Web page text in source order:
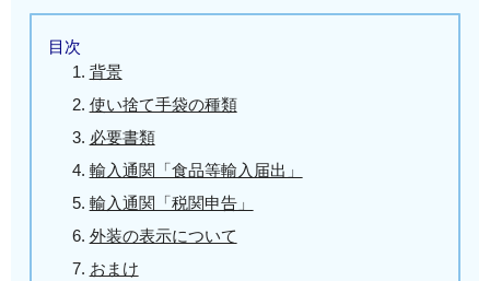
目次
背景
使い捨て手袋の種類
必要書類
輸入通関「食品等輸入届出」
輸入通関「税関申告」
外装の表示について
おまけ